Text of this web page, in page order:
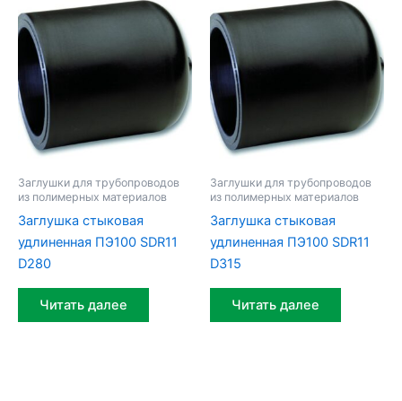
Заглушки для трубопроводов
из полимерных материалов
Заглушка стыковая
удлиненная ПЭ100 SDR11
D280
Читать далее
Заглушки для трубопроводов
из полимерных материалов
Заглушка стыковая
удлиненная ПЭ100 SDR11
D315
Читать далее